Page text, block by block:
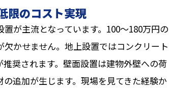
限のコスト実現
が主流となっています。100〜180万円の
かせません。地上設置ではコンクリート
奨されます。壁面設置は建物外壁への荷
追加が生じます。現場を見てきた経験か